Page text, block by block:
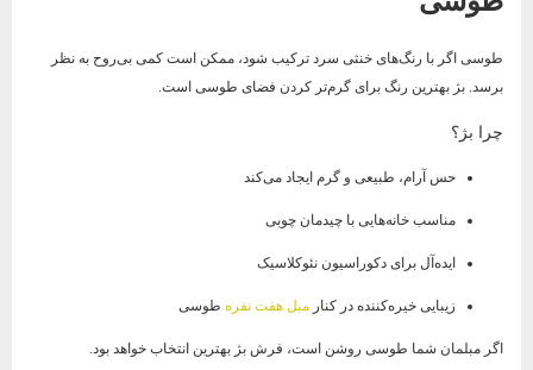
طوسی اگر با رنگ‌های خنثی سرد ترکیب شود، ممکن است کمی بی‌روح به نظر
برسد. بژ بهترین رنگ برای گرم‌تر کردن فضای طوسی است.
چرا بژ؟
حس آرام، طبیعی و گرم ایجاد می‌کند
مناسب خانه‌هایی با چیدمان چوبی
ایده‌آل برای دکوراسیون نئوکلاسیک
زیبایی خیره‌کننده در کنارمبل هفت نفره طوسی
اگر مبلمان شما طوسی روشن است، فرش بژ بهترین انتخاب خواهد بود.